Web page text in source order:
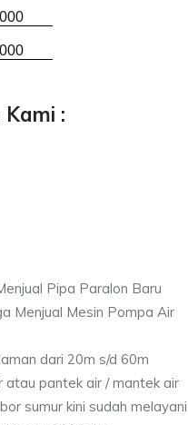
:
Pipa Paralon Baru
Menjual Mesin Pompa Air
dari 20m s/d 60m
atau pantek air / mantek air
sumur kini sudah melayani